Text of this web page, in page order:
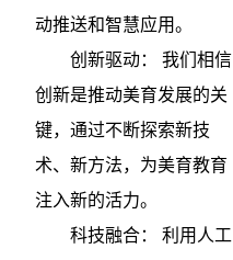
动推送和智慧应用。
创新驱动： 我们相信
创新是推动美育发展的关
键，通过不断探索新技
术、新方法，为美育教育
注入新的活力。
科技融合： 利用人工